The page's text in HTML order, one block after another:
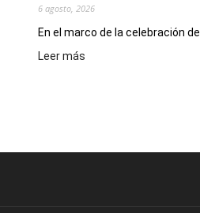
6 agosto, 2026
En el marco de la celebración del
Leer más
de